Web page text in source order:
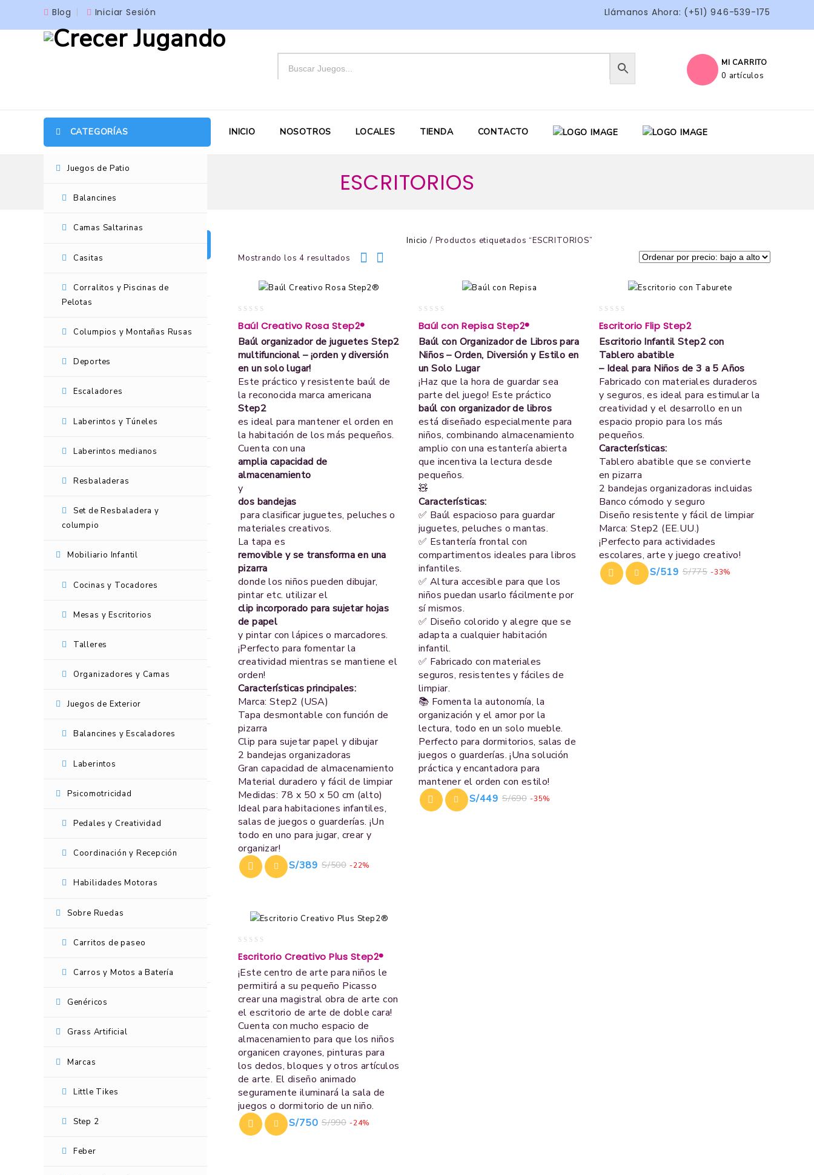
Blog Iniciar Sesión Llámanos Ahora: (+51) 946-539-175
MI CARRITO
0 artículos
CATEGORÍAS
Juegos de Patio
Balancines
Camas Saltarinas
Casitas
Corralitos y Piscinas de
Pelotas
Columpios y Montañas Rusas
Deportes
Escaladores
Laberintos y Túneles
Laberintos medianos
Resbaladeras
Set de Resbaladera y
columpio
Mobiliario Infantil
Cocinas y Tocadores
Mesas y Escritorios
Talleres
Organizadores y Camas
Juegos de Exterior
Balancines y Escaladores
Laberintos
Psicomotricidad
Pedales y Creatividad
Coordinación y Recepción
Habilidades Motoras
Sobre Ruedas
Carritos de paseo
Carros y Motos a Batería
Genéricos
Grass Artificial
Marcas
Little Tikes
Step 2
Feber
INICIO NOSOTROS LOCALES TIENDA CONTACTO
ESCRITORIOS
Inicio / Productos etiquetados “ESCRITORIOS”
Mostrando los 4 resultados
out
of
5
Baúl Creativo Rosa Step2®
Baúl organizador de juguetes Step2
multifuncional – ¡orden y diversión
en un solo lugar!
Este práctico y resistente baúl de
la reconocida marca americana
Step2
es ideal para mantener el orden en
la habitación de los más pequeños.
Cuenta con una
amplia capacidad de
almacenamiento
y
dos bandejas
para clasificar juguetes, peluches o
materiales creativos.
La tapa es
removible y se transforma en una
pizarra
donde los niños pueden dibujar,
pintar etc. utilizar el
clip incorporado para sujetar hojas
de papel
y pintar con lápices o marcadores.
¡Perfecto para fomentar la
creatividad mientras se mantiene el
orden!
Características principales:
Marca: Step2 (USA)
Tapa desmontable con función de
pizarra
Clip para sujetar papel y dibujar
2 bandejas organizadoras
Gran capacidad de almacenamiento
Material duradero y fácil de limpiar
Medidas: 78 x 50 x 50 cm (alto)
Ideal para habitaciones infantiles,
salas de juegos o guarderías. ¡Un
todo en uno para jugar, crear y
organizar!
S/500
S/389 -22%
out
of
5
Baúl con Repisa Step2®
Baúl con Organizador de Libros para
Niños – Orden, Diversión y Estilo en
un Solo Lugar
¡Haz que la hora de guardar sea
parte del juego! Este práctico
baúl con organizador de libros
está diseñado especialmente para
niños, combinando almacenamiento
amplio con una estantería abierta
que incentiva la lectura desde
pequeños.
🧸
Características:
✅ Baúl espacioso para guardar
juguetes, peluches o mantas.
✅ Estantería frontal con
compartimentos ideales para libros
infantiles.
✅ Altura accesible para que los
niños puedan usarlo fácilmente por
sí mismos.
✅ Diseño colorido y alegre que se
adapta a cualquier habitación
infantil.
✅ Fabricado con materiales
seguros, resistentes y fáciles de
limpiar.
📚 Fomenta la autonomía, la
organización y el amor por la
lectura, todo en un solo mueble.
Perfecto para dormitorios, salas de
juegos o guarderías. ¡Una solución
práctica y encantadora para
mantener el orden con estilo!
S/690
S/449 -35%
out
of
5
Escritorio Flip Step2
Escritorio Infantil Step2 con
Tablero abatible
– Ideal para Niños de 3 a 5 Años
Fabricado con materiales duraderos
y seguros, es ideal para estimular la
creatividad y el desarrollo en un
espacio propio para los más
pequeños.
Características:
Tablero abatible que se convierte
en pizarra
2 bandejas organizadoras incluidas
Banco cómodo y seguro
Diseño resistente y fácil de limpiar
Marca: Step2 (EE.UU.)
¡Perfecto para actividades
escolares, arte y juego creativo!
S/775
S/519 -33%
out
of
Escritorio Creativo Plus Step2®
¡Este centro de arte para niños le
permitirá a su pequeño Picasso
crear una magistral obra de arte con
el escritorio de arte de doble cara!
Cuenta con mucho espacio de
almacenamiento para que los niños
organicen crayones, pinturas para
los dedos, bloques y otros artículos
de arte. El diseño animado
seguramente iluminará la sala de
juegos o dormitorio de un niño.
S/990
S/750 -24%
Camas Saltarinas
Casitas
Corralitos y Piscinas de Pelotas
Columpios y Montañas Rusas
Deportes
Escaladores
Laberintos y Túneles
Mesas y Escritorios
Talleres
Organizadores y Camas
Juegos de Exterior
Balancines y Escaladores
Laberintos
Psicomotricidad
Pedales y Creatividad
Coordinación y Recepción
Habilidades Motoras
Sobre Ruedas
Carritos de paseo